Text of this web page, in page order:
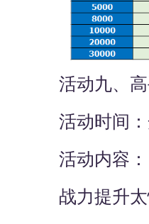
活动九、高
活动时间：
活动内容：
战力提升太